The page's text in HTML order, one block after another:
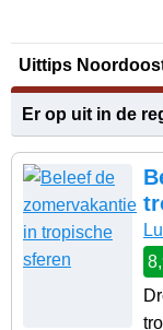
Uittips
Er op uit in de